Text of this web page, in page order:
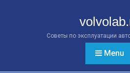
Советы по эксплуатации
Menu